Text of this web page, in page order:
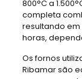
800°C a
completa
resultando em
horas,
Os fornos
Ribamar são